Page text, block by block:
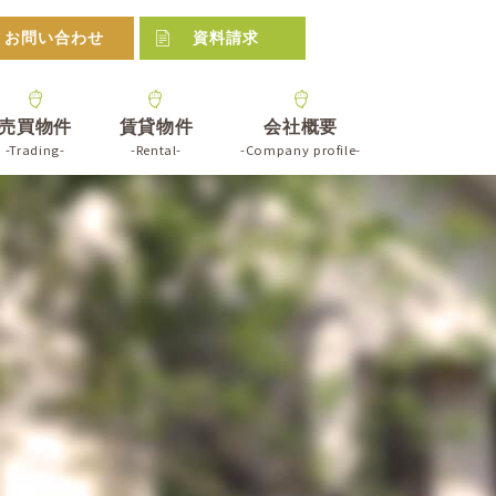
お問い合わせ 資料請求
買物件
Trading
賃貸物件
Rental
会社概要
Company profile